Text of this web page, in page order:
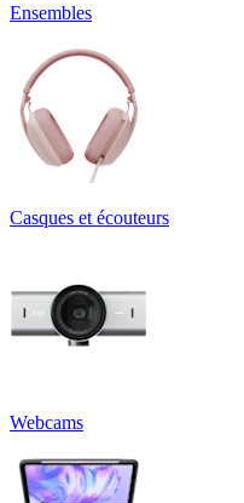
Ensembles
Casques et écouteurs
Webcams